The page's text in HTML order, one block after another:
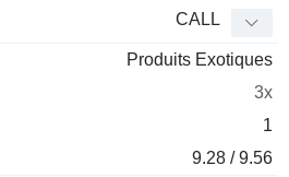
CALL
Produits Exotiques
3x
1
9.28 / 9.56